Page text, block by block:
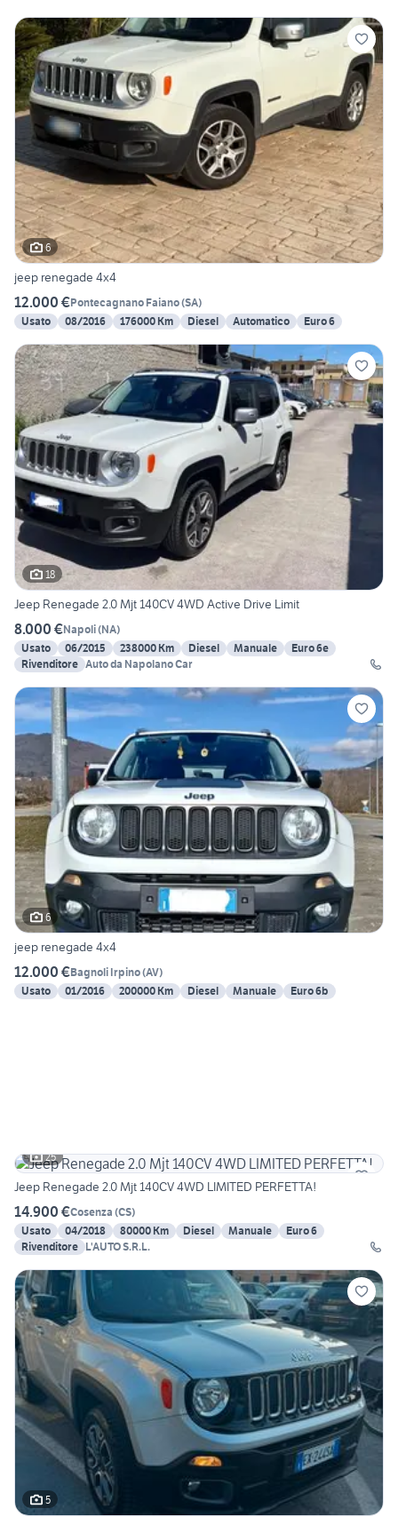
6
jeep renegade 4x4
12.000 €Pontecagnano Faiano(SA)
Usato
08/2016 176000 Km Diesel Automatico Euro 6
18
Jeep Renegade 2.0 Mjt 140CV 4WD Active Drive Limit
8.000 €Napoli(NA)
Usato
06/2015 238000 Km Diesel Manuale
Euro 6e
Rivenditore Auto da Napolano Car
6
jeep renegade 4x4
12.000 €Bagnoli Irpino(AV)
Usato
01/2016 200000 Km Diesel Manuale Euro 6b
25
Jeep Renegade 2.0 Mjt 140CV 4WD LIMITED PERFETTA!
14.900 €Cosenza (CS)
Usato
04/2018 80000 Km Diesel Manuale
Euro 6
Rivenditore L'AUTO S.R.L.
5